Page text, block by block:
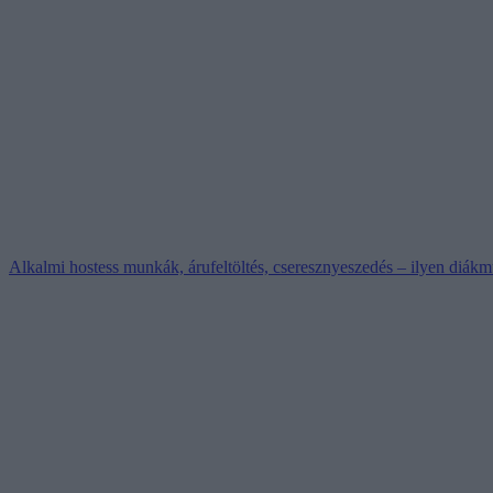
Alkalmi hostess munkák, árufeltöltés, cseresznyeszedés – ilyen